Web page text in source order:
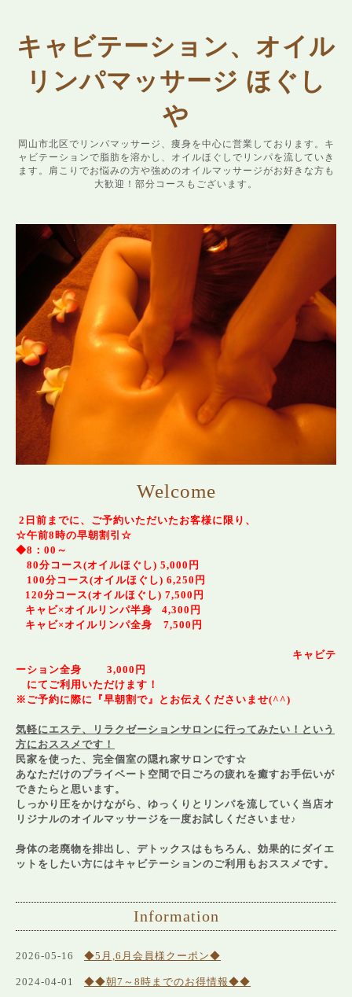
キャビテーション、オイル
リンパマッサージ ほぐし
や
岡山市北区でリンパマッサージ、痩身を中心に営業しております。キ
ャビテーションで脂肪を溶かし、オイルほぐしでリンパを流していき
ます。肩こりでお悩みの方や強めのオイルマッサージがお好きな方も
大歓迎！部分コースもございます。
Welcome
2日前までに、ご予約いただいたお客様に限り、
☆午前8時の早朝割引☆
◆8：00～
80分コース(オイルほぐし) 5,000円
100分コース(オイルほぐし) 6,250円
120分コース(オイルほぐし) 7,500円
キャビ×オイルリンパ半身 4,300円
キャビ×オイルリンパ全身 7,500円
キャビテ
ーション全身 3,000円
にてご利用いただけます！
※ご予約に際に『早朝割で』とお伝えくださいませ(^^)
気軽にエステ、リラクゼーションサロンに行ってみたい！という
方におススメです！
民家を使った、完全個室の隠れ家サロンです☆
あなただけのプライベート空間で日ごろの疲れを癒すお手伝いが
できたらと思います。
しっかり圧をかけながら、ゆっくりとリンパを流していく当店オ
リジナルのオイルマッサージを一度お試しくださいませ♪
身体の老廃物を排出し、デトックスはもちろん、効果的にダイエ
ットをしたい方にはキャビテーションのご利用もおススメです。
Information
2026-05-16 ◆5月,6月会員様クーポン◆
2024-04-01 ◆◆朝7～8時までのお得情報◆◆